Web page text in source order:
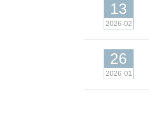
13
2026-02
26
2026-01